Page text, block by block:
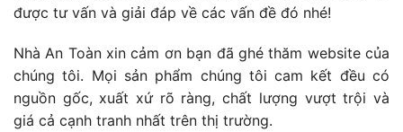
được tư vấn và giải đáp về các vấn đề đó nhé!
Nhà An Toàn xin cảm ơn bạn đã ghé thăm website của
chúng tôi. Mọi sản phẩm chúng tôi cam kết đều có
nguồn gốc, xuất xứ rõ ràng, chất lượng vượt trội và
giá cả cạnh tranh nhất trên thị trường.